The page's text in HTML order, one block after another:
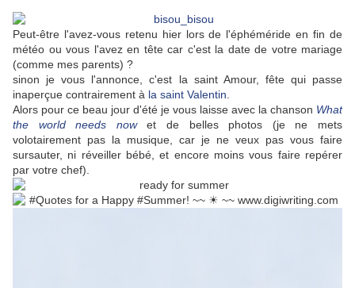
Peut-être l'avez-vous retenu hier lors de l'éphéméride en fin de
météo ou vous l'avez en tête car c'est la date de votre mariage
(comme mes parents) ?
sinon je vous l'annonce, c'est la saint Amour, fête qui passe
inaperçue contrairement à la saint Valentin
Alors pour ce beau jour d'été je vous laisse avec la chanson What
the world needs nowet de belles photos (je ne mets
volotairement pas la musique, car je ne veux pas vous faire
sursauter, ni réveiller bébé, et encore moins vous faire repérer
par votre chef).